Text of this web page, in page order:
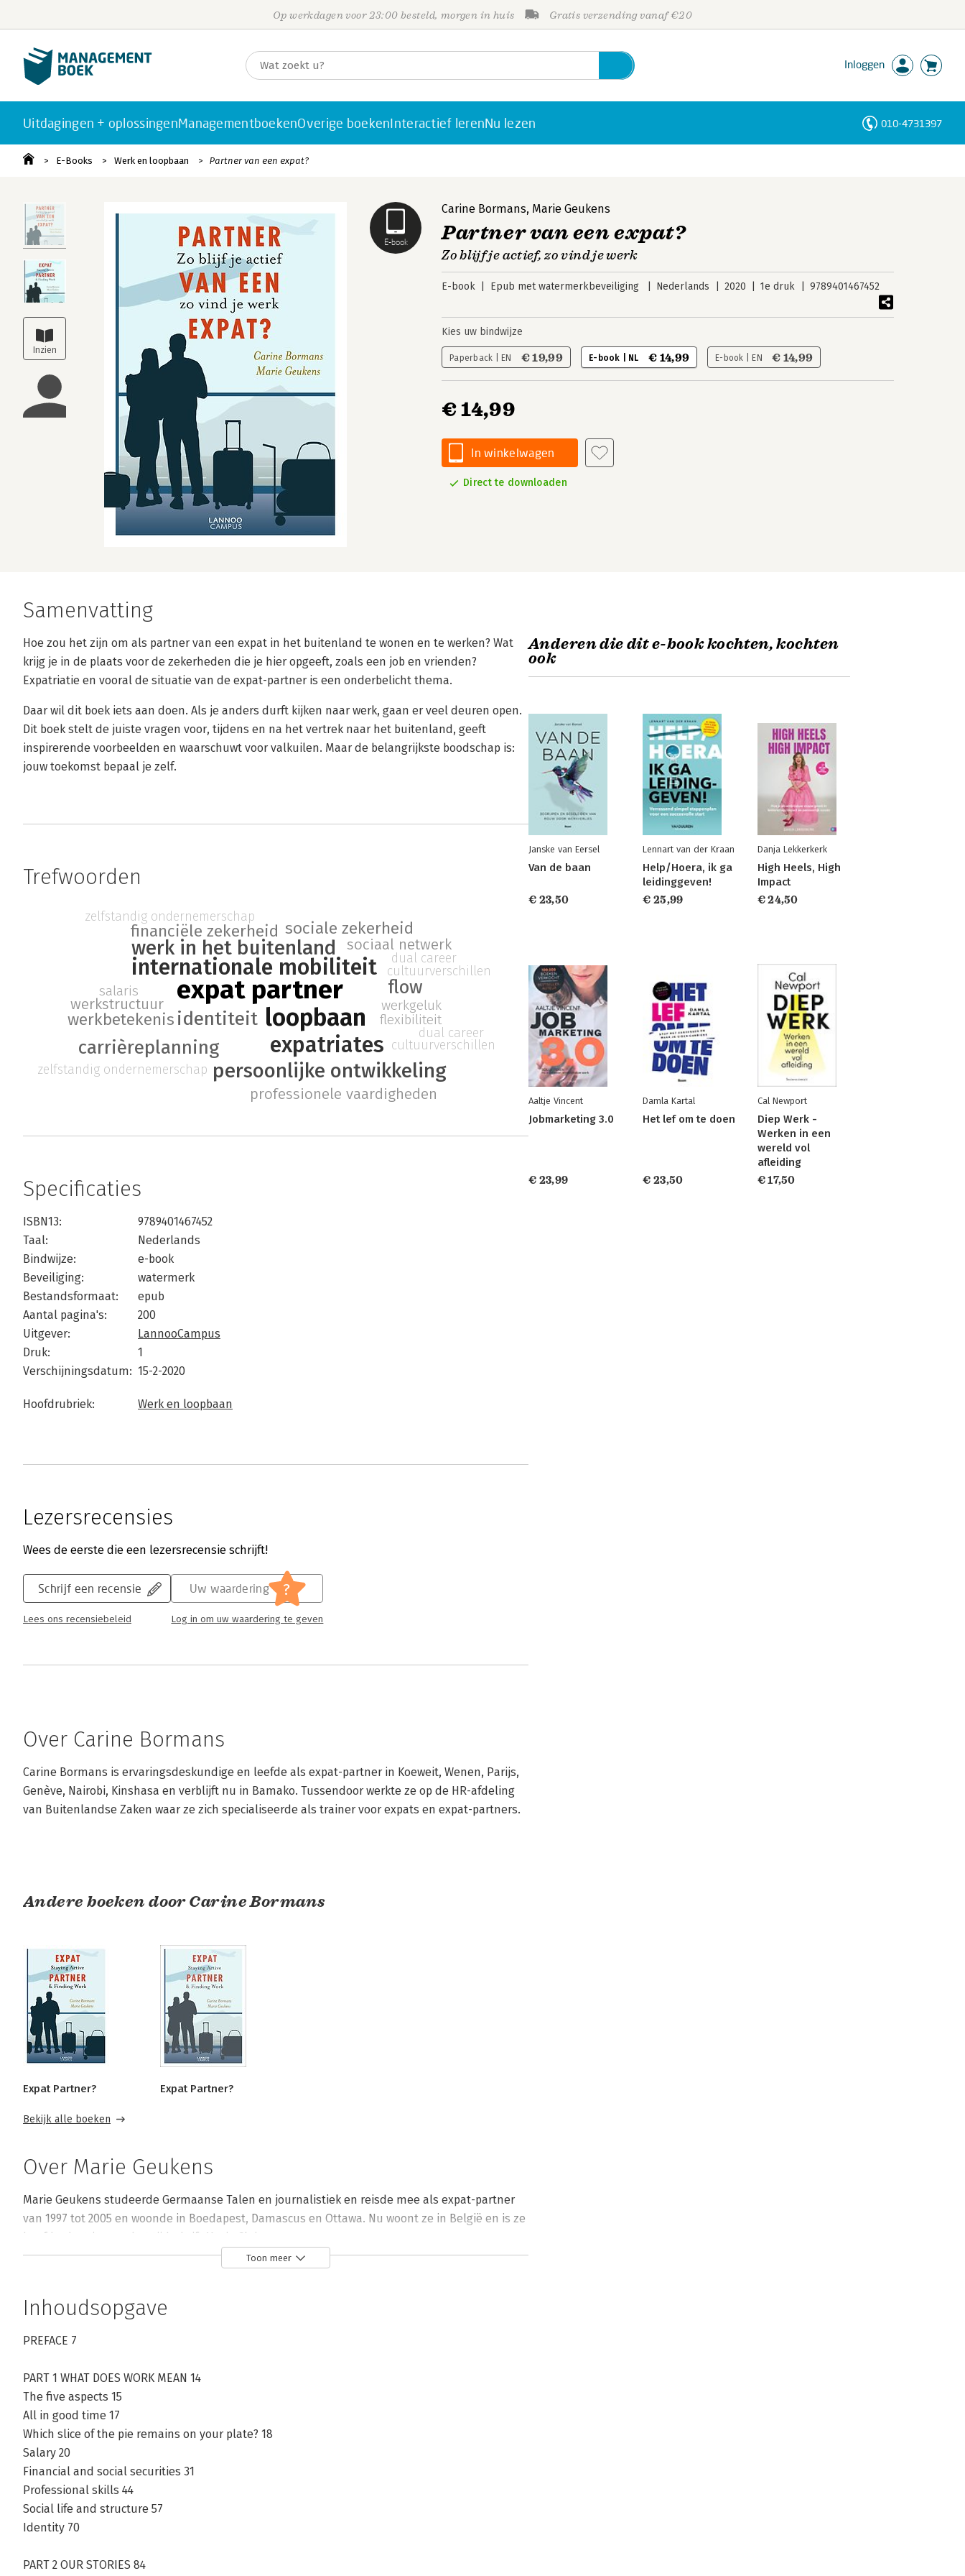
Op werkdagen voor 23:00 besteld, morgen in huis Gratis verzending vanaf €20
Inloggen
Uitdagingen + oplossingenManagementboekenOverige boekenInteractief lerenNu lezen 010-4731397
E-Books Werk en loopbaan Partner van een expat?
E-book
Carine Bormans, Marie Geukens
Partner van een expat?
Zo blijf je actief, zo vind je werk
E-book Epub met watermerkbeveiliging Nederlands 2020 1e druk 9789401467452
Kies uw bindwijze
Paperback | EN € 19,99 E-book | NL € 14,99 E-book | EN € 14,99
€ 14,99
In winkelwagen
Direct te downloaden
Samenvatting
Hoe zou het zijn om als partner van een expat in het buitenland te wonen en te werken? Wat
krijg je in de plaats voor de zekerheden die je hier opgeeft, zoals een job en vrienden?
Expatriatie en vooral de situatie van de expat-partner is een onderbelicht thema.
Daar wil dit boek iets aan doen. Als je anders durft kijken naar werk, gaan er veel deuren open.
Dit boek stelt de juiste vragen voor, tijdens en na het vertrek naar het buitenland, geeft
inspirerende voorbeelden en waarschuwt voor valkuilen. Maar de belangrijkste boodschap is:
jouw toekomst bepaal je zelf.
Trefwoorden
expat partner
loopbaan
internationale mobiliteit
expatriates
werk in het buitenland
persoonlijke ontwikkeling
identiteit
carrièreplanning
flow
werkbetekenis
financiële zekerheid sociale zekerheid
sociaal netwerk
werkstructuur
professionele vaardigheden
werkgeluk
flexibiliteit
salaris
dual career
zelfstandig ondernemerschap
cultuurverschillen
dual career
zelfstandig ondernemerschap
cultuurverschillen
Specificaties
ISBN13:
9789401467452
Taal:
Nederlands
Bindwijze:
e-book
Beveiliging:
watermerk
Bestandsformaat:
epub
Aantal pagina's:
200
Uitgever:
LannooCampus
Druk:
1
Verschijningsdatum: 15-2-2020
Hoofdrubriek: Werk en loopbaan
Lezersrecensies
Wees de eerste die een lezersrecensie schrijft!
Schrijf een recensie
Lees ons recensiebeleid
Uw waardering ?
Log in om uw waardering te geven
Over Carine Bormans
Carine Bormans is ervaringsdeskundige en leefde als expat-partner in Koeweit, Wenen, Parijs,
Genève, Nairobi, Kinshasa en verblijft nu in Bamako. Tussendoor werkte ze op de HR-afdeling
van Buitenlandse Zaken waar ze zich specialiseerde als trainer voor expats en expat-partners.
Andere boeken door Carine Bormans
Expat Partner? Expat Partner?
Bekijk alle boeken
Over Marie Geukens
Marie Geukens studeerde Germaanse Talen en journalistiek en reisde mee als expat-partner
van 1997 tot 2005 en woonde in Boedapest, Damascus en Ottawa. Nu woont ze in België en is ze
hoofdredactrice van het tijdschrift Marie Claire.
Bekijk alle boeken
Toon meer
Inhoudsopgave
PREFACE 7
PART 1 WHAT DOES WORK MEAN 14
The five aspects 15
All in good time 17
Which slice of the pie remains on your plate? 18
Salary 20
Financial and social securities 31
Professional skills 44
Social life and structure 57
Identity 70
PART 2 OUR STORIES 84
Anderen die dit e-book kochten, kochten
ook
Janske van Eersel
Van de baan
€ 23,50
Lennart van der Kraan
Help/Hoera, ik ga
leidinggeven!
€ 25,99
Danja Lekkerkerk
High Heels, High
Impact
€ 24,50
Aaltje Vincent
Jobmarketing 3.0
€ 23,99
Damla Kartal
Het lef om te doen
€ 23,50
Cal Newport
Diep Werk -
Werken in een
wereld vol
afleiding
€ 17,50
Personen